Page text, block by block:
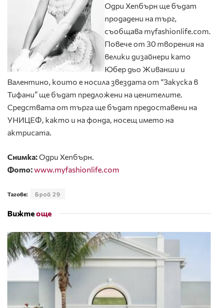
Одри Хепбърн ще бъдат
продадени на търг,
съобщава myfashionlife.com.
Повече от 30 творения на
велики дизайнери като
Юбер дьо Живанши и
Валентино, които е носила звездата от “Закуска в
Тифани” ще бъдат предложени на ценителите.
Средствата от търга ще бъдат предоставени на
УНИЦЕФ, както и на фонда, носещ името на
актрисата.
Снимка:Одри Хепбърн.
Фото:www.myfashionlife.com
Тагове: Брой 29
Вижтеоще